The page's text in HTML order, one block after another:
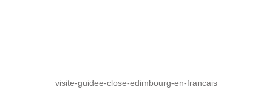
visite-guidee-close-edimbourg-en-francais